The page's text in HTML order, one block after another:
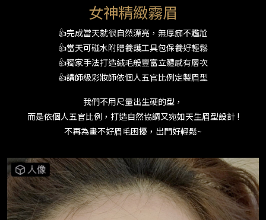
女神精緻霧眉
👍完成當天就很自然漂亮，無厚痂不尷尬
👍當天可碰水附贈養護工具包保養好輕鬆
👍獨家手法打造絨毛般豐富立體感有層次
👍講師級彩妝師依個人五官比例定製眉型
我們不用尺量出生硬的型，
而是依個人五官比例，打造自然協調又宛如天生眉型設計 !
不再為畫不好眉毛困擾，出門好輕鬆~